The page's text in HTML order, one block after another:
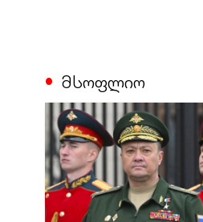
მსოფლიო